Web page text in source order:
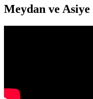
Meydan ve